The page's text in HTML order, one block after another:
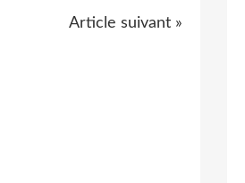
Article suivant »